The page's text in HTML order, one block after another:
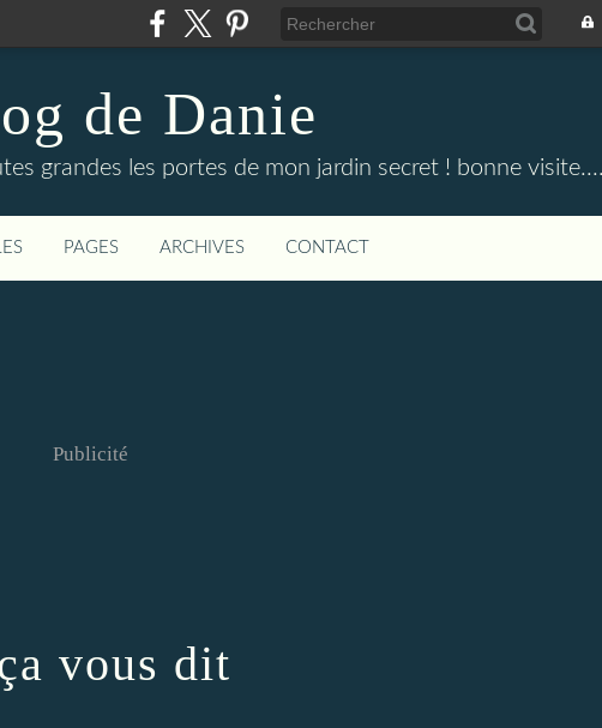
de Danie
grandes les portes de mon jardin secret ! bonne visite....
PAGES ARCHIVES CONTACT
Publicité
vous dit